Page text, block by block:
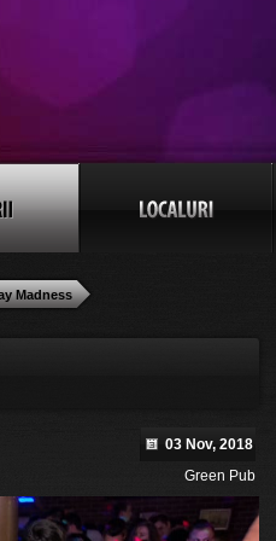
Madness
03 Nov, 2018
Green Pub